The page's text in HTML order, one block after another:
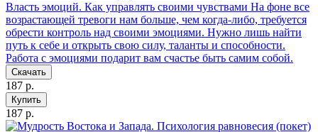
Власть эмоций. Как управлять своими чувствами На фоне все
возрастающей тревоги нам больше, чем когда-либо, требуется
обрести контроль над своими эмоциями. Нужно лишь найти
путь к себе и открыть свою силу, таланты и способности.
Работа с эмоциями подарит вам счастье быть самим собой.
Скачать
187 р.
Купить
187 р.